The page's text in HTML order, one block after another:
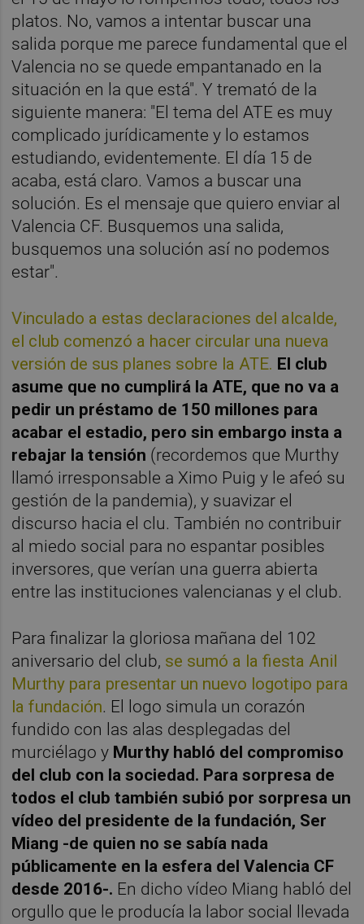
platos. No, vamos a intentar buscar una
salida porque me parece fundamental que el
Valencia no se quede empantanado en la
situación en la que está". Y tremató de la
siguiente manera: "El tema del ATE es muy
complicado jurídicamente y lo estamos
estudiando, evidentemente. El día 15 de
acaba, está claro. Vamos a buscar una
solución. Es el mensaje que quiero enviar al
Valencia CF. Busquemos una salida,
busquemos una solución así no podemos
estar".
Vinculado a estas declaraciones del alcalde,
el club comenzó a hacer circular una nueva
versión de sus planes sobre la ATE. El club
asume que no cumplirá la ATE, que no va a
pedir un préstamo de 150 millones para
acabar el estadio, pero sin embargo insta a
rebajar la tensión (recordemos que Murthy
llamó irresponsable a Ximo Puig y le afeó su
gestión de la pandemia), y suavizar el
discurso hacia el clu. También no contribuir
al miedo social para no espantar posibles
inversores, que verían una guerra abierta
entre las instituciones valencianas y el club.
Para finalizar la gloriosa mañana del 102
aniversario del club, se sumó a la fiesta Anil
Murthy para presentar un nuevo logotipo para
la fundación. El logo simula un corazón
fundido con las alas desplegadas del
murciélago y Murthy habló del compromiso
del club con la sociedad. Para sorpresa de
todos el club también subió por sorpresa un
vídeo del presidente de la fundación, Ser
Miang -de quien no se sabía nada
públicamente en la esfera del Valencia CF
desde 2016-. En dicho vídeo Miang habló del
orgullo que le producía la labor social llevada